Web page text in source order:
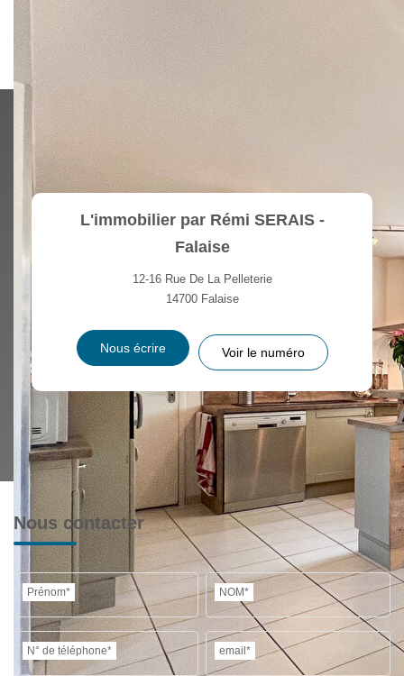
Salle de bains 5,86
L'immobilier par Rémi SERAIS -
Falaise
12-16 Rue De La Pelleterie
14700 Falaise
Nous écrire Voir le numéro
Nous contacter
Prénom* NOM*
N° de téléphone* email*